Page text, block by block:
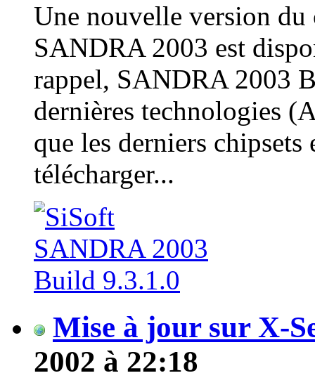
Une nouvelle version
SANDRA 2003 est
rappel, SANDRA 2003
dernières technologies
que les derniers
télécharger...
Mise à jour sur X-
2002 à 22:18